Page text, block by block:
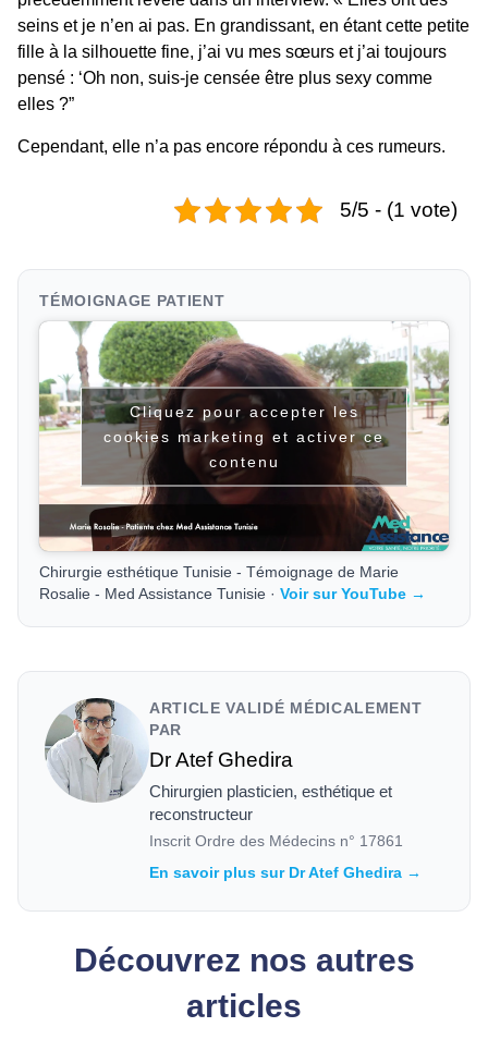
seins et je n’en ai pas. En grandissant, en étant cette petite
fille à la silhouette fine, j’ai vu mes sœurs et j’ai toujours
pensé : ‘Oh non, suis-je censée être plus sexy comme
elles ?”
Cependant, elle n’a pas encore répondu à ces rumeurs.
5/5 - (1 vote)
TÉMOIGNAGE PATIENT
Cliquez pour accepter les
cookies marketing et activer ce
contenu
Chirurgie esthétique Tunisie - Témoignage de Marie
Rosalie - Med Assistance Tunisie ·Voir sur YouTube →
ARTICLE VALIDÉ MÉDICALEMENT
PAR
Dr Atef Ghedira
Chirurgien plasticien, esthétique et
reconstructeur
Inscrit Ordre des Médecins n° 17861
En savoir plus sur Dr Atef Ghedira →
Découvrez nos autres
articles